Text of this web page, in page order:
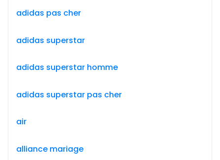
adidas pas cher
adidas superstar
adidas superstar homme
adidas superstar pas cher
air
alliance mariage